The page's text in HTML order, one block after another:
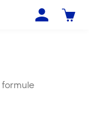
formule